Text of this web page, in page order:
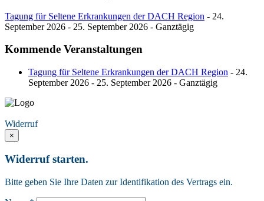
Tagung für Seltene Erkrankungen der DACH Region - 24.
September 2026 - 25. September 2026 - Ganztägig
Kommende Veranstaltungen
Tagung für Seltene Erkrankungen der DACH Region - 24.
September 2026 - 25. September 2026 - Ganztägig
Widerruf
×
Widerruf starten.
Bitte geben Sie Ihre Daten zur Identifikation des Vertrags ein.